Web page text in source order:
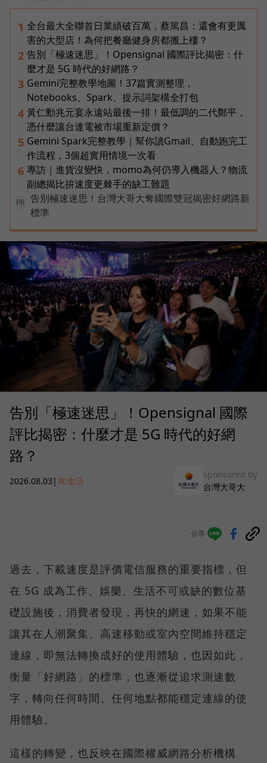
1 全台最大全聯首日業績破百萬，蔡篤昌：還會有更厲
害的大型店！為何把餐廳健身房都搬上樓？
2 告別「極速迷思」！Opensignal 國際評比揭密：什
麼才是 5G 時代的好網路？
3 Gemini完整教學地圖！37篇實測整理，
Notebooks、Spark、提示詞架構全打包
4 黃仁勳兆元宴永遠站最後一排！最低調的二代鄭平，
憑什麼讓台達電被市場重新定價？
5 Gemini Spark完整教學｜幫你讀Gmail、自動跑完工
作流程，3個超實用情境一次看
6 專訪｜進貨沒變快，momo為何仍導入機器人？物流
副總揭比拚速度更棘手的缺工難題
PR
告別極速迷思！台灣大哥大奪國際雙冠揭密好網路新
標準
告別「極速迷思」！Opensignal 國際
評比揭密：什麼才是 5G 時代的好網
路？
2026.08.03 | 3C生活
sponsored by
台灣大哥大
分享
過去，下載速度是評價電信服務的重要指標，但
在 5G 成為工作、娛樂、生活不可或缺的數位基
礎設施後，消費者發現，再快的網速，如果不能
讓其在人潮聚集、高速移動或室內空間維持穩定
連線，即無法轉換成好的使用體驗，也因如此，
衡量「好網路」的標準，也逐漸從追求測速數
字，轉向任何時間、任何地點都能穩定連線的使
用體驗。
這樣的轉變，也反映在國際權威網路分析機構